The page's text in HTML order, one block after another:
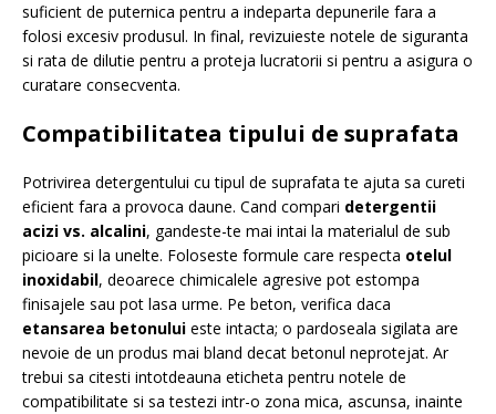
suficient de puternica pentru a indeparta depunerile fara a
folosi excesiv produsul. In final, revizuieste notele de siguranta
si rata de dilutie pentru a proteja lucratorii si pentru a asigura o
curatare consecventa.
Compatibilitatea tipului de suprafata
Potrivirea detergentului cu tipul de suprafata te ajuta sa cureti
eficient fara a provoca daune. Cand compari detergentii
acizi vs. alcalini, gandeste-te mai intai la materialul de sub
picioare si la unelte. Foloseste formule care respecta otelul
inoxidabil, deoarece chimicalele agresive pot estompa
finisajele sau pot lasa urme. Pe beton, verifica daca
etansarea betonului este intacta; o pardoseala sigilata are
nevoie de un produs mai bland decat betonul neprotejat. Ar
trebui sa citesti intotdeauna eticheta pentru notele de
compatibilitate si sa testezi intr-o zona mica, ascunsa, inainte